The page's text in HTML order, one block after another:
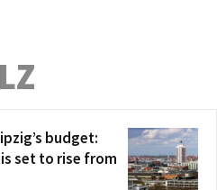
budget:
set to rise from